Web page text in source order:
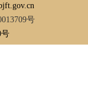
号
号